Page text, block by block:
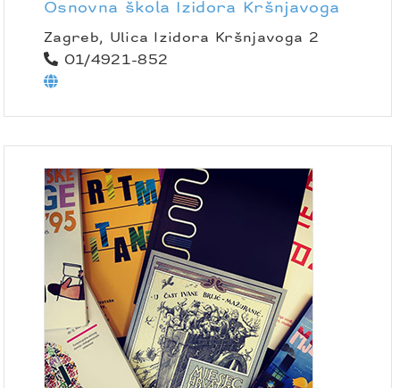
Osnovna škola Izidora Kršnjavoga
Zagreb, Ulica Izidora Kršnjavoga 2
01/4921-852